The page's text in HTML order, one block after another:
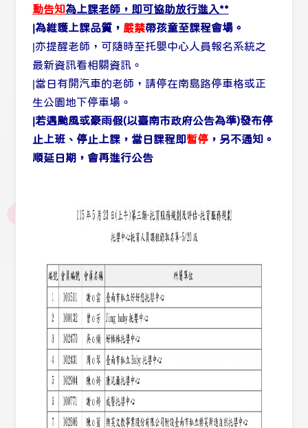
動告知為上課老師，即可協助放行進入**
|為維護上課品質， 嚴禁帶孩童至課程會場。
|亦提醒老師，可隨時至托嬰中心人員報名系統之
最新資訊看相關資訊。
|當日有開汽車的老師，請停在南島路停車格或正
生公園地下停車場。
|若遇颱風或豪雨假(以臺南市政府公告為準)發布停
止上班、停止上課，當日課程即暫停，另不通知。
順延日期，會再進行公告